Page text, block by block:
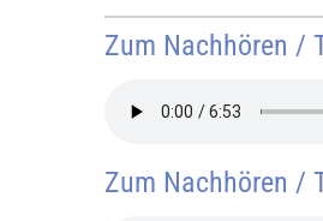
Zum Nachhören /
Zum Nachhören /